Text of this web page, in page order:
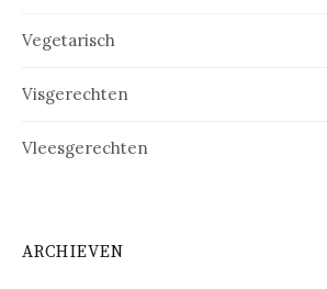
Vegetarisch
Visgerechten
Vleesgerechten
ARCHIEVEN